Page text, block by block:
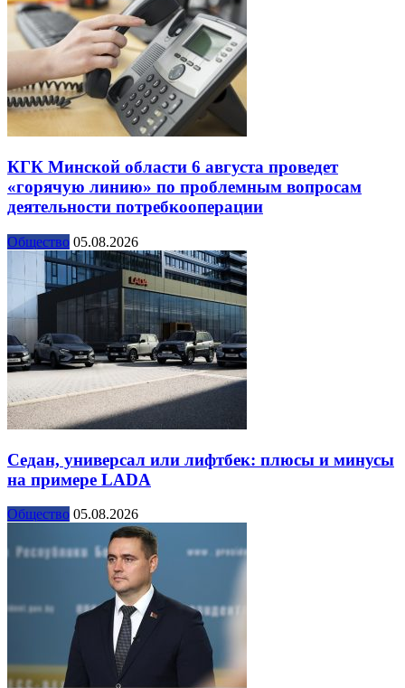
КГК Минской области 6 августа проведет
«горячую линию» по проблемным вопросам
деятельности потребкооперации
Общество 05.08.2026
Седан, универсал или лифтбек: плюсы и минусы
на примере LADA
Общество 05.08.2026